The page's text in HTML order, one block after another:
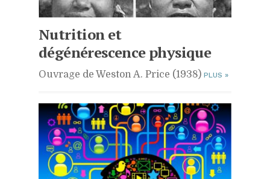
Nutrition et
dégénérescence physique
Ouvrage de Weston A. Price (1938) PLUS »